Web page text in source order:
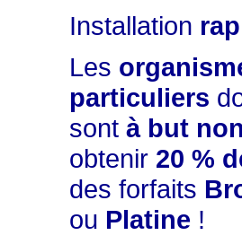
Installation
Les
particuliers
sontà but
obtenir 20 %
des forfaits
ou Platine !